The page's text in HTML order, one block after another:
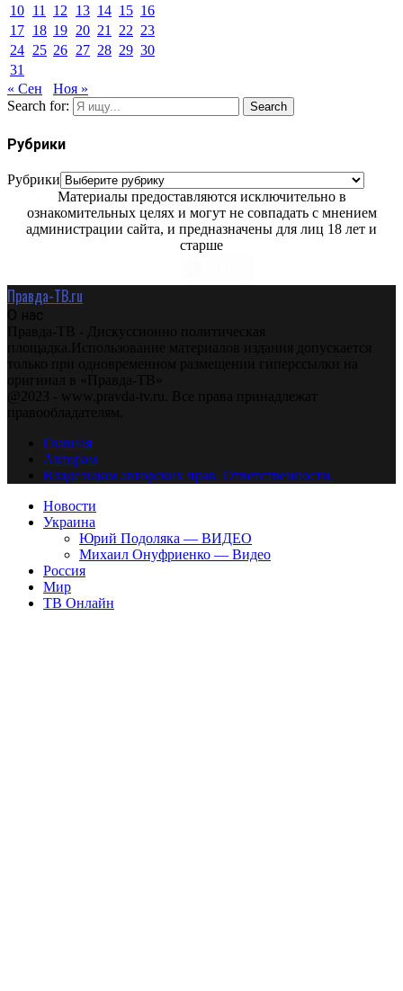
10 11 12 13 14 15 16
17 18 19 20 21 22 23
24 25 26 27 28 29 30
31
« Сен
Ноя »
Search for:
Search
Рубрики
Рубрики
Материалы предоставляются исключительно в
ознакомительных целях и могут не совпадать с мнением
администрации сайта, и предназначены для лиц 18 лет и
старше
Правда-ТВ.ru
О нас
Правда-ТВ - Дискуссионно политическая
площадка.Использование материалов издания допускается
только при одновременном размещении гиперссылки на
оригинал в «Правда-ТВ»
@2023 - www.pravda-tv.ru. Все права принадлежат
правообладателям.
Главная
Авторам
Владельцам авторских прав. Ответственности.
Новости
Украина
Юрий Подоляка — ВИДЕО
Михаил Онуфриенко — Видео
Россия
Мир
ТВ Онлайн